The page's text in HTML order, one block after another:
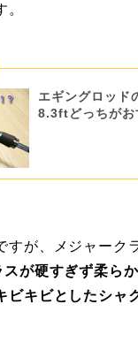
。
エギングロッド
8.3ftどっちがお
すが、メジャーク
が硬すぎず柔ら
ビキビとしたシャ